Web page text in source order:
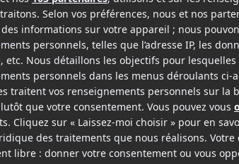
Lundi
10
août
Mardi
11
août